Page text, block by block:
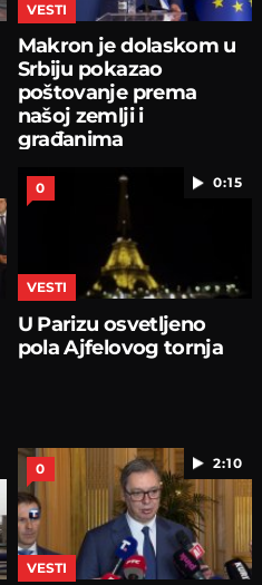
VESTI
Makron je dolaskom u
Srbiju pokazao
poštovanje prema
našoj zemlji i
građanima
0:15
0
VESTI
U Parizu osvetljeno
pola Ajfelovog tornja
2:10
0
VESTI